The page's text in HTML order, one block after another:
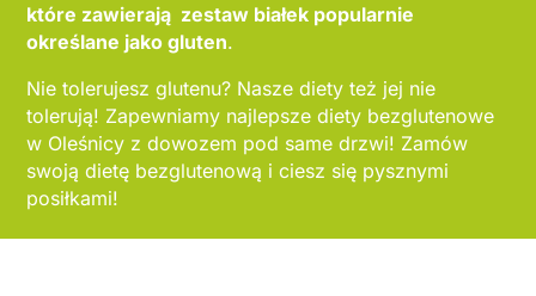
które zawierają zestaw białek popularnie
określane jako gluten.
Nie tolerujesz glutenu? Nasze diety też jej nie
tolerują! Zapewniamy najlepsze diety bezglutenowe
w Oleśnicy z dowozem pod same drzwi! Zamów
swoją dietę bezglutenową i ciesz się pysznymi
posiłkami!